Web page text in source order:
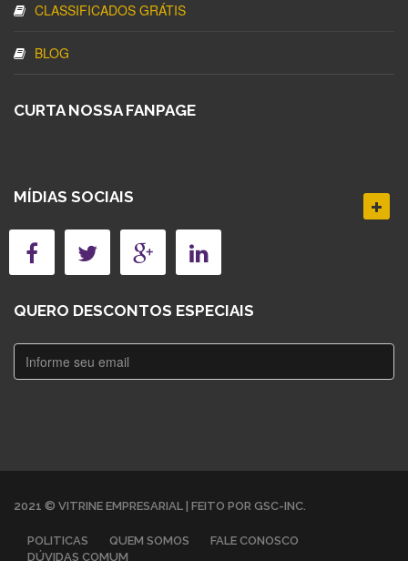
CLASSIFICADOS GRÁTIS
BLOG
CURTA NOSSA FANPAGE
MÍDIAS SOCIAIS
QUERO DESCONTOS ESPECIAIS
2021 © VITRINE EMPRESARIAL | FEITO POR GSC-INC.
POLITICAS QUEM SOMOS
FALE CONOSCO
DÚVIDAS COMUM